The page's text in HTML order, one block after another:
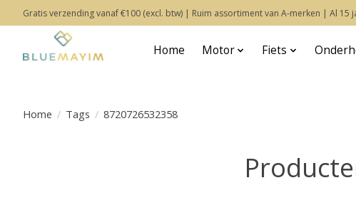
Gratis verzending vanaf €100 (excl. btw) | Ruim assortiment van A-merken | Al
Home Motor Fiets
Home / Tags / 8720726532358